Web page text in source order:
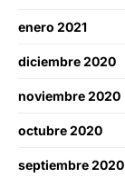
enero 2021
diciembre 2020
noviembre 2020
octubre 2020
septiembre 2020